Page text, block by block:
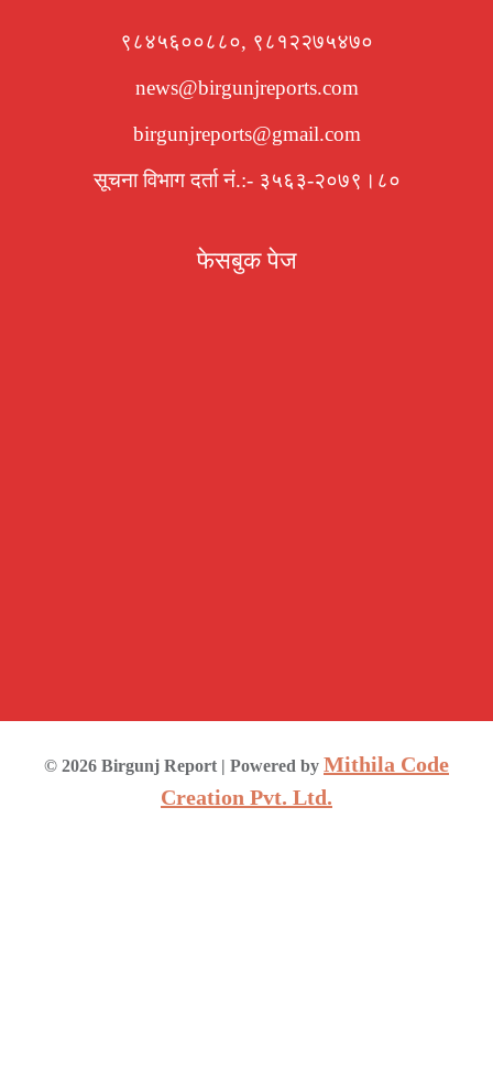
९८४५६००८८०, ९८१२२७५४७०
news@birgunjreports.com
birgunjreports@gmail.com
सूचना विभाग दर्ता नं.:- ३५६३-२०७९।८०
फेसबुक पेज
© 2026 Birgunj Report | Powered by Mithila Code
Creation Pvt. Ltd.